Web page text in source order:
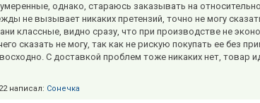
однако, стараюсь заказывать на
не вызывает никаких претензий, точно не могу
классные, видно сразу, что при производстве не
сказать не могу, так как не рискую покупать ее без
С доставкой проблем тоже никаких нет, товар
написал: Сонечка